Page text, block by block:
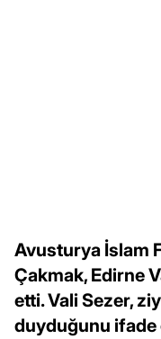
Avusturya İslam
Çakmak, Edirne
etti. Vali Sezer,
duyduğunu ifade